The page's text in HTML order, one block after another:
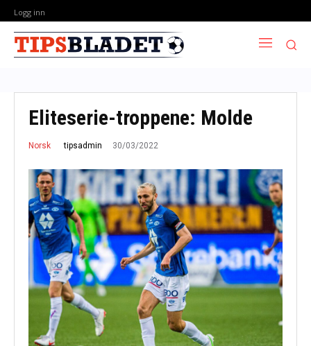
Logg inn
Eliteserie-troppene: Molde
Norsk tipsadmin 30/03/2022